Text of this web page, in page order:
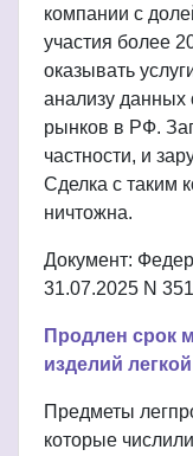
компании с
участия более
оказывать
анализу данных
рынков в РФ.
частности, и
Сделка с таким
ничтожна.
Документ:
31.07.2025 N
Продлен срок
изделий
Предметы
которые